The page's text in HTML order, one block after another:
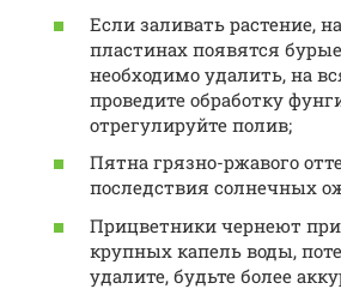
Если заливать растение,
пластинах появятся
необходимо удалить, на
проведите обработку
отрегулируйте полив;
Пятна грязно-ржавого
последствия солнечных
Прицветники чернеют
крупных капель воды,
удалите, будьте более